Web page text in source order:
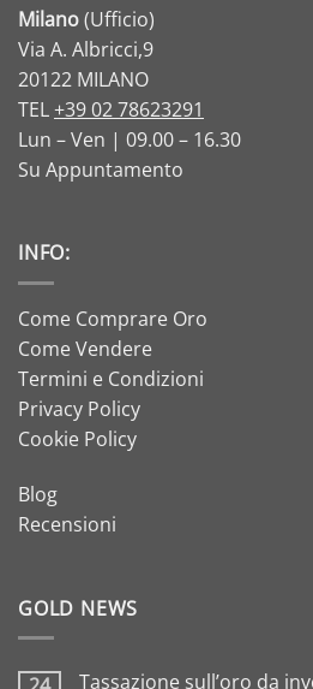
Milano(Ufficio)
Via A. Albricci,9
20122 MILANO
TEL+39 02 78623291
Lun – Ven | 09.00 – 16.30
Su Appuntamento
INFO:
Come Comprare Oro
Come Vendere
Termini e Condizioni
Privacy Policy
Cookie Policy
Blog
Recensioni
GOLD NEWS
Tassazione sull’oro da